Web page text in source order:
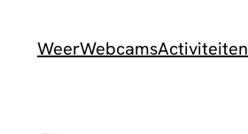
WeerWebcamsActiviteiten